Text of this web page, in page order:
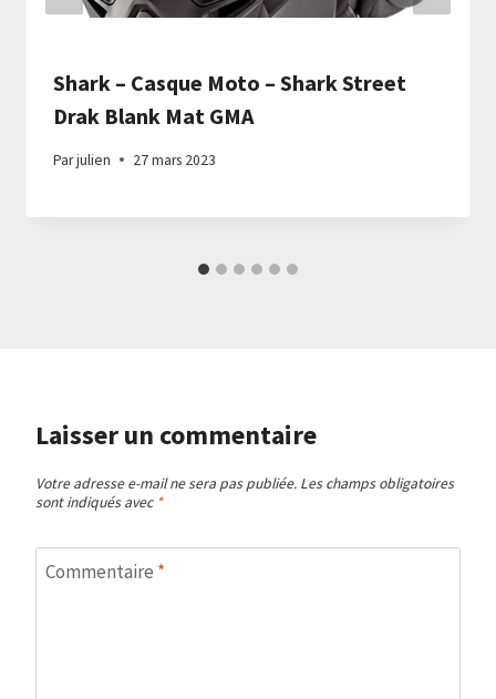
Shark – Casque Moto – Shark Street
Drak Blank Mat GMA
Parjulien 27 mars 2023
Laisser un commentaire
Votre adresse e-mail ne sera pas publiée. Les champs obligatoires
sont indiqués avec *
Commentaire *